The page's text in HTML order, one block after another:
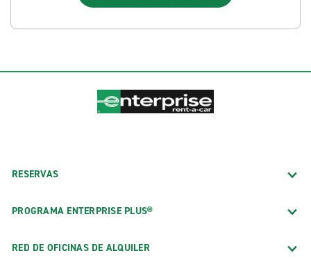
RESERVAS
PROGRAMA ENTERPRISE PLUS®
RED DE OFICINAS DE ALQUILER